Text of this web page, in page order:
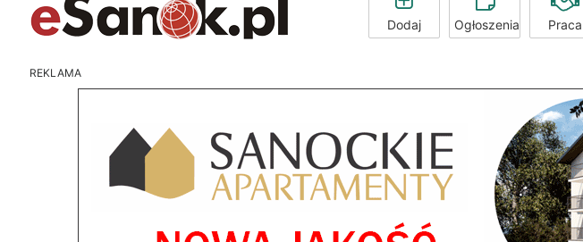
Dodaj Ogłoszenia Praca
REKLAMA